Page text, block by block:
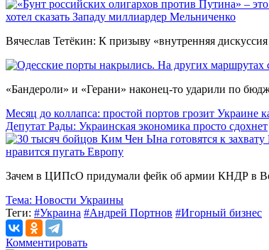
хотел сказать Западу миллиардер Мельниченко
Вячеслав Тетёкин: К призыву «внутренняя
«Бандероли» и «Герани» наконец-то ударили по
Месяц до коллапса: простой портов грозит Украине
Депутат Рады: Украинская экономика просто сдохнет
нравится пугать Европу
Зачем в ЦИПсО придумали фейк об армии КНДР в
Тема: Новости Украины
Теги: #Украина #Андрей Портнов #Игорный бизнес
Комментировать